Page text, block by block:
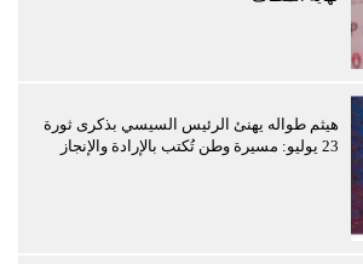
هيثم طواله يهنئ الرئيس السيسي بذكرى ثورة
23 يوليو: مسيرة وطن تُكتب بالإرادة والإنجاز